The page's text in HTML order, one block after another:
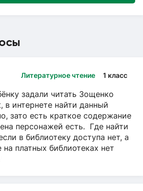
Литературное чтение 1 класс
задали читать Зощенко
в интернете найти данный
зато есть краткое содержание
персонажей есть. Где найти
в библиотеку доступа нет, а
платных библиотеках нет